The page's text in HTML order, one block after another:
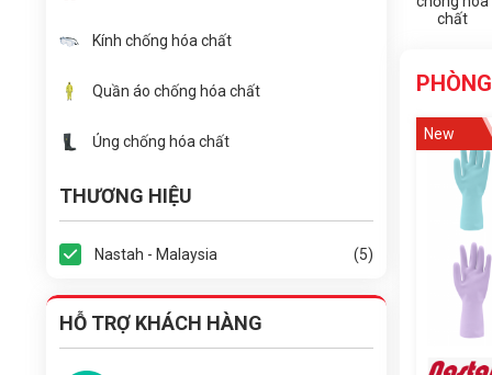
Kính chống hóa chất
Quần áo chống hóa chất
Ủng chống hóa chất
THƯƠNG HIỆU
Nastah - Malaysia (5)
HỖ TRỢ KHÁCH HÀNG
chất
New